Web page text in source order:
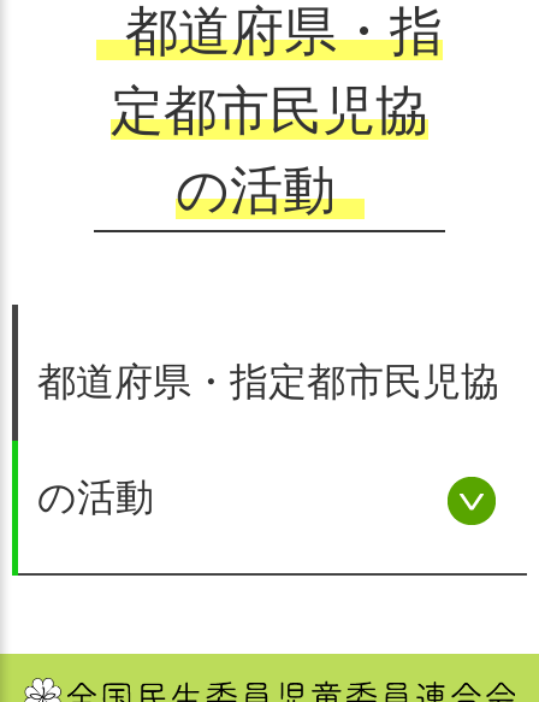
都道府県・指
定都市民児協
の活動
都道府県・指定都市民児協
の活動
都道府県・指定都市の民児協